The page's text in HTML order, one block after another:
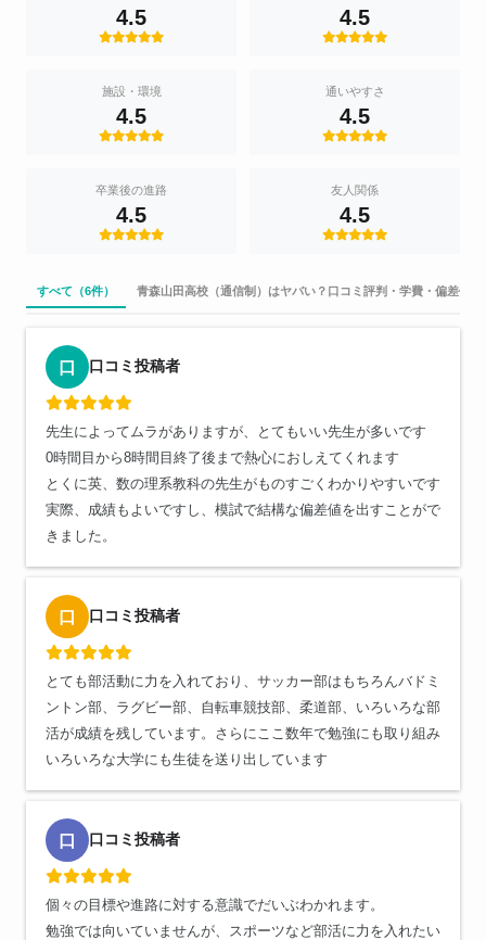
4.5 4.5
施設・環境
4.5
通いやすさ
4.5
卒業後の進路
4.5
友人関係
4.5
すべて（6件） 青森山田高校（通信制）はヤバい？口コミ評判・学費・偏差値を
口 口コミ投稿者
先生によってムラがありますが、とてもいい先生が多いです
0時間目から8時間目終了後まで熱心におしえてくれます
とくに英、数の理系教科の先生がものすごくわかりやすいです
実際、成績もよいですし、模試で結構な偏差値を出すことがで
きました。
口 口コミ投稿者
とても部活動に力を入れており、サッカー部はもちろんバドミ
ントン部、ラグビー部、自転車競技部、柔道部、いろいろな部
活が成績を残しています。さらにここ数年で勉強にも取り組み
いろいろな大学にも生徒を送り出しています
口 口コミ投稿者
個々の目標や進路に対する意識でだいぶわかれます。
勉強では向いていませんが、スポーツなど部活に力を入れたい